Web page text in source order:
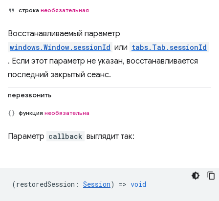
строка необязательная
Восстанавливаемый параметр
windows.Window.sessionId или tabs.Tab.sessionId
. Если этот параметр не указан, восстанавливается
последний закрытый сеанс.
перезвонить
функция необязательна
Параметр callback выглядит так:
(restoredSession : Session) => void